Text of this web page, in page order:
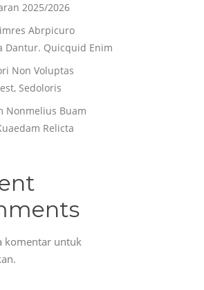
2025/2026
Abrpicuro
Dantur. Quicquid Enim
Non Voluptas
Sedoloris
Nonmelius Buam
Relicta
komentar untuk